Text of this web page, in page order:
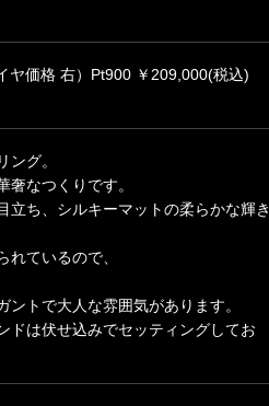
ヤ価格 右）Pt900 ￥209,000(税込)
グ。
なつくりです。
立ち、シルキーマットの柔らかな輝き
ているので、
トで大人な雰囲気があります。
ドは伏せ込みでセッティングしてお